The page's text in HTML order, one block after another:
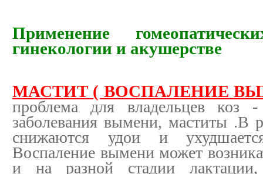
Применение
гинекологии и акушерстве
МАСТИТ ( ВОСПАЛЕНИЕ
проблема для владельцев коз -
заболевания вымени, маститы .В
снижаются удои и
Воспаление вымени может
и на разной стадии